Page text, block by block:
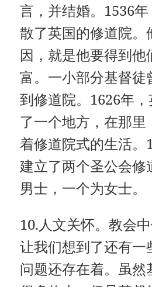
言，并结婚。1536
散了英国的修道院。
因，就是他要得到他
富。一小部分基督徒
到修道院。1626年
了一个地方，在那里
着修道院式的生活。
建立了两个圣公会修
男士，一个为女士。
10.人文关怀。教会
让我们想到了还有一
问题还存在着。虽然